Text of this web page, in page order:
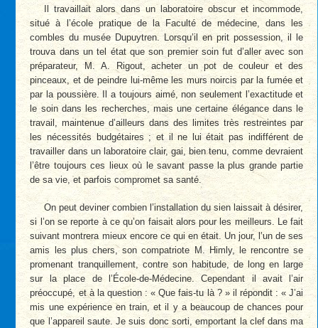
Il travaillait alors dans un laboratoire obscur et incommode,
situé à l’école pratique de la Faculté de médecine, dans les
combles du musée Dupuytren. Lorsqu’il en prit possession, il le
trouva dans un tel état que son premier soin fut d’aller avec son
préparateur, M. A. Rigout, acheter un pot de couleur et des
pinceaux, et de peindre lui-même les murs noircis par la fumée et
par la poussière. Il a toujours aimé, non seulement l’exactitude et
le soin dans les recherches, mais une certaine élégance dans le
travail, maintenue d’ailleurs dans des limites très restreintes par
les nécessités budgétaires ; et il ne lui était pas indifférent de
travailler dans un laboratoire clair, gai, bien tenu, comme devraient
l’être toujours ces lieux où le savant passe la plus grande partie
de sa vie, et parfois compromet sa santé.
On peut deviner combien l’installation du sien laissait à désirer,
si l’on se reporte à ce qu’on faisait alors pour les meilleurs. Le fait
suivant montrera mieux encore ce qui en était. Un jour, l’un de ses
amis les plus chers, son compatriote M. Himly, le rencontre se
promenant tranquillement, contre son habitude, de long en large
sur la place de l’École-de-Médecine. Cependant il avait l’air
préoccupé, et à la question : « Que fais-tu là ? » il répondit : « J’ai
mis une expérience en train, et il y a beaucoup de chances pour
que l’appareil saute. Je suis donc sorti, emportant la clef dans ma